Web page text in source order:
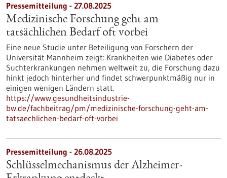
Pressemitteilung - 27.08.2025
Medizinische Forschung geht am
tatsächlichen Bedarf oft vorbei
Eine neue Studie unter Beteiligung von Forschern der
Universität Mannheim zeigt: Krankheiten wie Diabetes oder
Suchterkrankungen nehmen weltweit zu, die Forschung dazu
hinkt jedoch hinterher und findet schwerpunktmäßig nur in
einigen wenigen Ländern statt.
https://www.gesundheitsindustrie-
bw.de/fachbeitrag/pm/medizinische-forschung-geht-am-
tatsaechlichen-bedarf-oft-vorbei
Pressemitteilung - 26.08.2025
Schlüsselmechanismus der Alzheimer-